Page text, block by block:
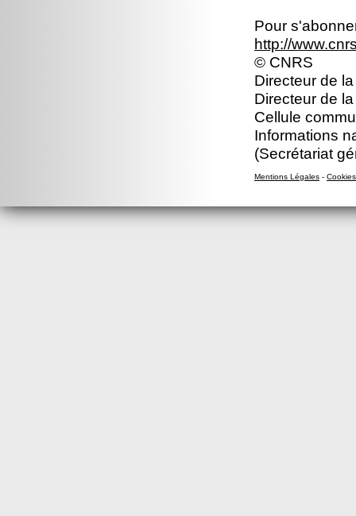
Pour
http://
© CNRS
Directeur de
Directeur de
Cellule
Informations
(Secrétariat
Mentions Légales - Cookies